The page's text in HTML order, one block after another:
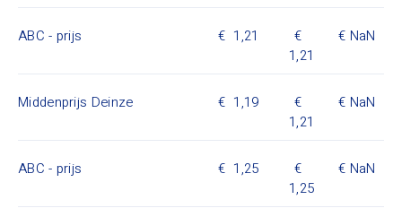
ABC - prijs
1,21
1,21
NaN
Middenprijs Deinze
1,19
1,21
NaN
ABC - prijs
1,25
1,25
NaN